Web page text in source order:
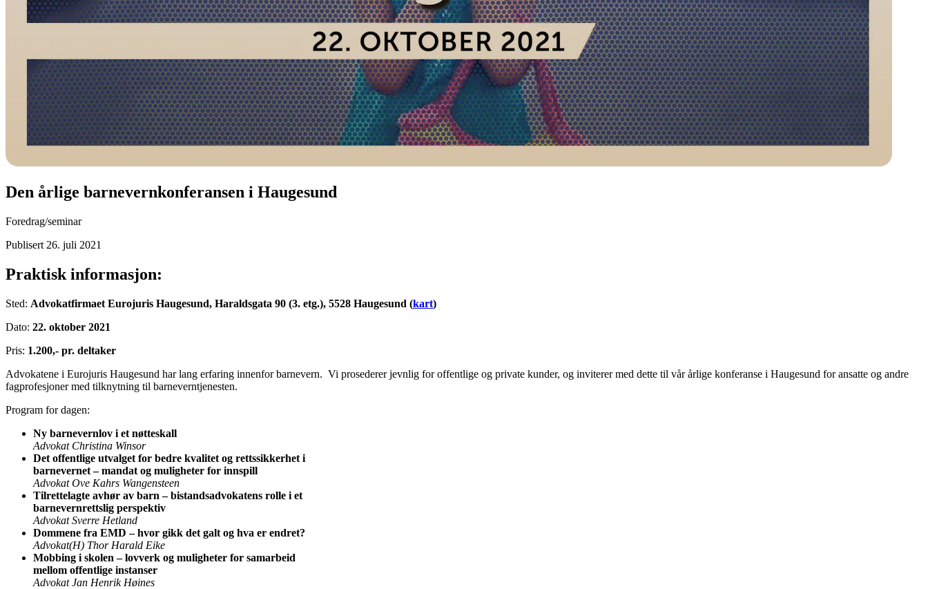
Den årlige barnevernkonferansen i Haugesund
Foredrag/seminar
Publisert 26. juli 2021
Praktisk informasjon:
Sted: Advokatfirmaet Eurojuris Haugesund, Haraldsgata 90 (3. etg.), 5528 Haugesund (kart)
Dato: 22. oktober 2021
Pris: 1.200,- pr. deltaker
Advokatene i Eurojuris Haugesund har lang erfaring innenfor barnevern. Vi prosederer jevnlig for offentlige og private kunder, og inviterer med dette til vår årlige konferanse i Haugesund for ansatte og andre
fagprofesjoner med tilknytning til barneverntjenesten.
Program for dagen:
Ny barnevernlov i et nøtteskall
Advokat Christina Winsor
Det offentlige utvalget for bedre kvalitet og rettssikkerhet i
barnevernet – mandat og muligheter for innspill
Advokat Ove Kahrs Wangensteen
Tilrettelagte avhør av barn – bistandsadvokatens rolle i et
barnevernrettslig perspektiv
Advokat Sverre Hetland
Dommene fra EMD – hvor gikk det galt og hva er endret?
Advokat(H) Thor Harald Eike
Mobbing i skolen – lovverk og muligheter for samarbeid
mellom offentlige instanser
Advokat Jan Henrik Høines